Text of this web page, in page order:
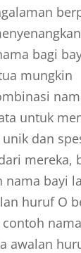
bagi
mungkin
untuk
dan
mereka,
nama bayi
huruf O
awalan